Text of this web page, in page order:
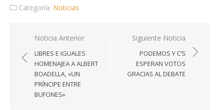
Categoría: Noticias
Navegación
de
entradas
Noticia Anterior
LIBRES E IGUALES
HOMENAJEA A ALBERT
BOADELLA, «UN
PRÍNCIPE ENTRE
BUFONES»
Siguiente Noticia
PODEMOS Y C’S
ESPERAN VOTOS
GRACIAS AL DEBATE